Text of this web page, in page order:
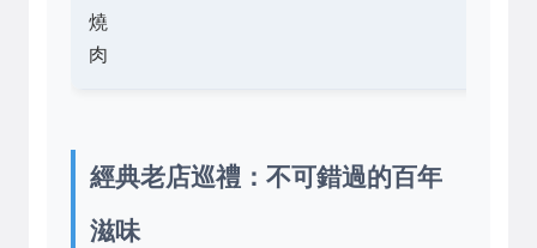
燒
肉
經典老店巡禮：不可錯過的百年
滋味